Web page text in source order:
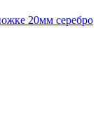
20мм серебро